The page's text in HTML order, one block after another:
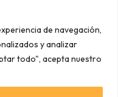
de navegación,
y analizar
todo", acepta nuestro